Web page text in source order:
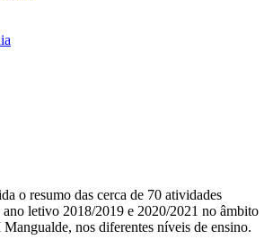
o resumo das cerca de 70 atividades
ano letivo 2018/2019 e 2020/2021 no âmbito
nos diferentes níveis de ensino.